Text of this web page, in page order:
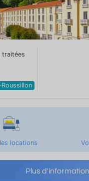
traitées
locations
Plus